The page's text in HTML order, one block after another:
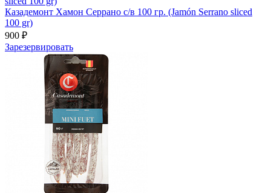
Казадемонт Хамон Серрано с/в 100 гр. (Jamón Serrano sliced
100 gr)
900 ₽
Зарезервировать